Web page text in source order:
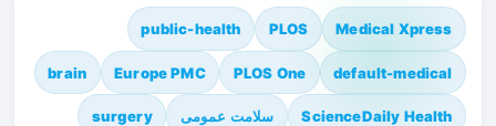
Medical Xpress
PLOS
public-health
default-medical
PLOS One
Europe PMC
brain
ScienceDaily Health سلامت عمومی surgery